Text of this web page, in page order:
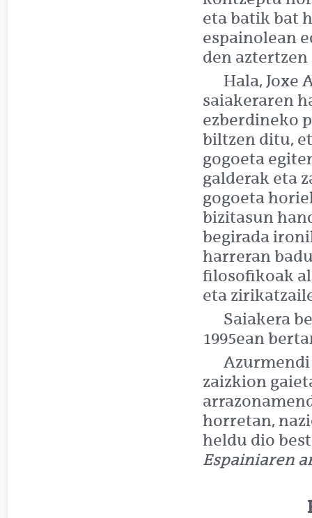
eta batik bat
espainolean
den aztertzen
Hala, Joxe
saiakeraren
ezberdineko
biltzen ditu,
gogoeta
galderak eta
gogoeta
bizitasun
begirada
harreran
filosofikoak
eta
Saiakera
1995ean
zaizkion
horretan,
heldu dio
Espainiaren